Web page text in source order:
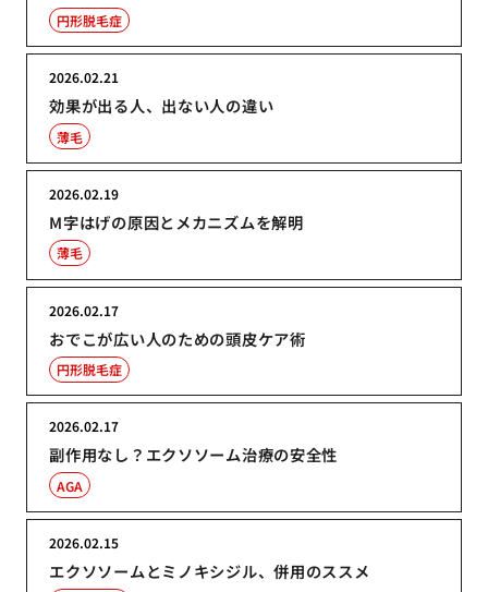
円形脱毛症
効果が出る人、出ない人の違い
2026.02.21
薄毛
M字はげの原因とメカニズムを解明
2026.02.19
薄毛
おでこが広い人のための頭皮ケア術
2026.02.17
円形脱毛症
副作用なし？エクソソーム治療の安全性
2026.02.17
AGA
エクソソームとミノキシジル、併用のススメ
2026.02.15